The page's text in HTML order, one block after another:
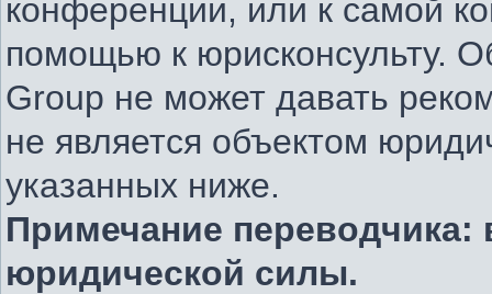
конференции, или к самой
помощью к юрисконсульту.
Group не может давать
не является объектом
указанных ниже.
Примечание переводчика:
юридической силы.